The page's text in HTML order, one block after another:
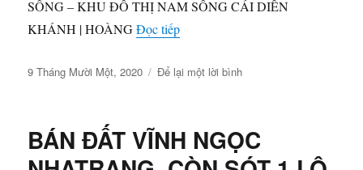
SÔNG – KHU ĐÔ THỊ NAM SÔNG CÁI DIÊN
KHÁNH | HOÀNGĐọc tiếp“#SHORTS SIÊU ĐẸP BIỆT
Đăng
9 Tháng Mười Một, 2020 Để lại một lời bìnhở
BIỆT
THỰ
BÁN ĐẤT VĨNH NGỌC